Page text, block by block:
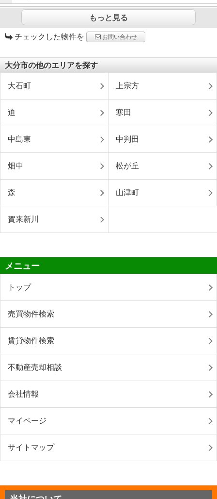
もっと見る
チェックした物件を お問い合わせ
大分市の他のエリアを探す
大石町 上宗方
迫 寒田
中島東 中判田
畑中 松が丘
森 山津町
賀来新川
メニュー
トップ
売買物件検索
賃貸物件検索
不動産売却相談
会社情報
マイページ
サイトマップ